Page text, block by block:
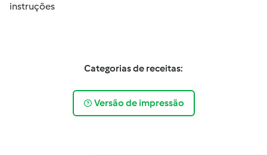
instruções
Categorias de receitas:
Versão de impressão